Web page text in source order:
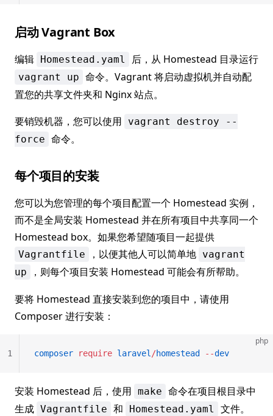
启动 Vagrant Box
编辑 Homestead.yaml 后，从 Homestead 目录运行
vagrant up 命令。Vagrant 将启动虚拟机并自动配
置您的共享文件夹和 Nginx 站点。
要销毁机器，您可以使用
vagrant destroy --
force 命令。
每个项目的安装
您可以为您管理的每个项目配置一个 Homestead 实例，
而不是全局安装 Homestead 并在所有项目中共享同一个
Homestead box。如果您希望随项目一起提供
Vagrantfile ，以便其他人可以简单地 vagrant
up
，则每个项目安装 Homestead 可能会有所帮助。
要将 Homestead 直接安装到您的项目中，请使用
Composer 进行安装：
php
composer require laravel /homestead --dev
1
安装 Homestead 后，使用 make 命令在项目根目录中
生成 Vagrantfile 和 Homestead.yaml 文件。